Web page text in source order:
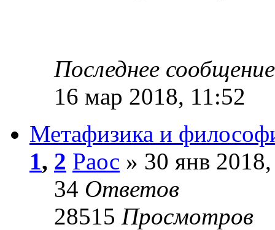
Последнее
16 мар 2018, 11:52
Метафизика и
1, 2 Раос » 30 янв
34 Ответов
28515 Просмотров